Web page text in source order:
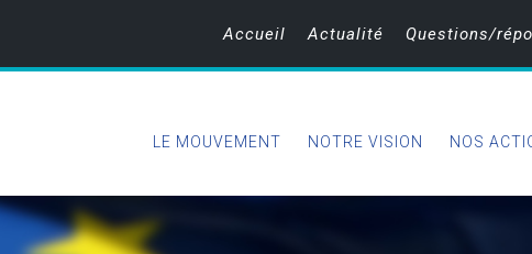
Accueil Actualité Questions/
LE MOUVEMENT NOTRE VISION NOS